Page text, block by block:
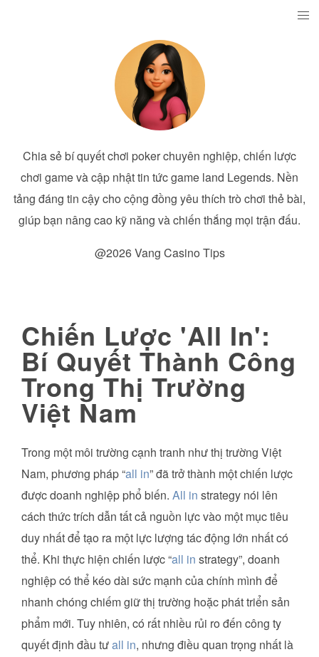
Chia sẻ bí quyết chơi poker chuyên nghiệp, chiến lược
chơi game và cập nhật tin tức game land Legends. Nền
tảng đáng tin cậy cho cộng đồng yêu thích trò chơi thẻ bài,
giúp bạn nâng cao kỹ năng và chiến thắng mọi trận đấu.
@2026 Vang Casino Tips
Chiến Lược 'All In':
Bí Quyết Thành Công
Trong Thị Trường
Việt Nam
Trong một môi trường cạnh tranh như thị trường Việt
Nam, phương pháp “all in” đã trở thành một chiến lược
được doanh nghiệp phổ biến. All in strategy nói lên
cách thức trích dẫn tất cả nguồn lực vào một mục tiêu
duy nhất để tạo ra một lực lượng tác động lớn nhất có
thể. Khi thực hiện chiến lược “all in strategy”, doanh
nghiệp có thể kéo dài sức mạnh của chính mình để
nhanh chóng chiếm giữ thị trường hoặc phát triển sản
phẩm mới. Tuy nhiên, có rất nhiều rủi ro đến công ty
quyết định đầu tưall in, nhưng điều quan trọng nhất là